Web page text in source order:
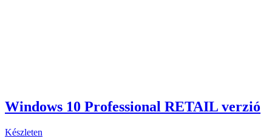
Windows 10 Professional RETAIL verzió
Készleten